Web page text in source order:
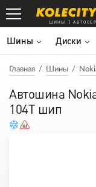
ШИНЫ
Шины Диски
Главная Шины
Автошина
104T шип